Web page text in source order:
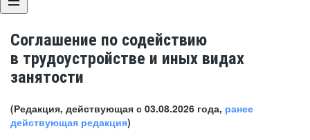
Соглашение по содействию
в трудоустройстве и иных видах
занятости
(Редакция, действующая с 03.08.2026 года, ранее
действующая редакция)